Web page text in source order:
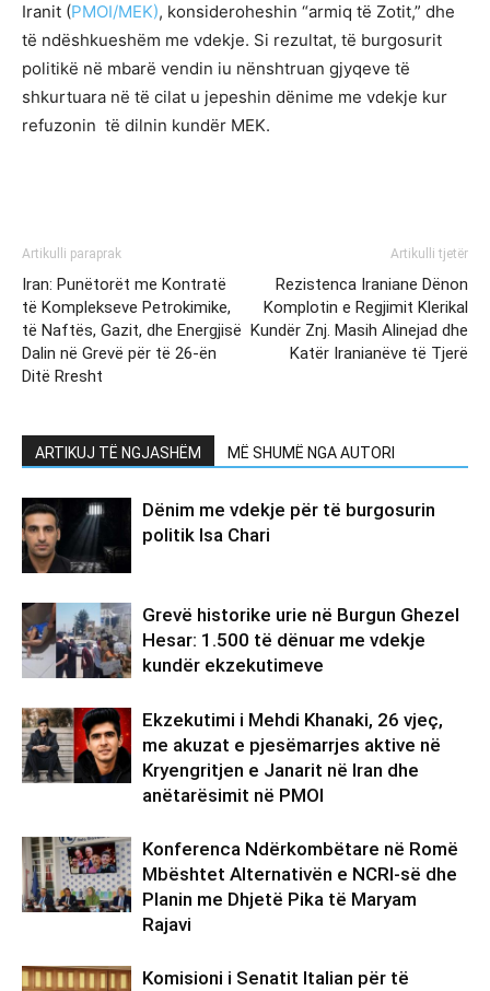
Iranit (PMOI/MEK), konsideroheshin “armiq të Zotit,” dhe
të ndëshkueshëm me vdekje. Si rezultat, të burgosurit
politikë në mbarë vendin iu nënshtruan gjyqeve të
shkurtuara në të cilat u jepeshin dënime me vdekje kur
refuzonin të dilnin kundër MEK.
Artikulli paraprak
Iran: Punëtorët me Kontratë
të Komplekseve Petrokimike,
të Naftës, Gazit, dhe Energjisë
Dalin në Grevë për të 26-ën
Ditë Rresht
Artikulli tjetër
Rezistenca Iraniane Dënon
Komplotin e Regjimit Klerikal
Kundër Znj. Masih Alinejad dhe
Katër Iranianëve të Tjerë
ARTIKUJ TË NGJASHËM MË SHUMË NGA AUTORI
Dënim me vdekje për të burgosurin
politik Isa Chari
Grevë historike urie në Burgun Ghezel
Hesar: 1.500 të dënuar me vdekje
kundër ekzekutimeve
Ekzekutimi i Mehdi Khanaki, 26 vjeç,
me akuzat e pjesëmarrjes aktive në
Kryengritjen e Janarit në Iran dhe
anëtarësimit në PMOI
Konferenca Ndërkombëtare në Romë
Mbështet Alternativën e NCRI-së dhe
Planin me Dhjetë Pika të Maryam
Rajavi
Komisioni i Senatit Italian për të